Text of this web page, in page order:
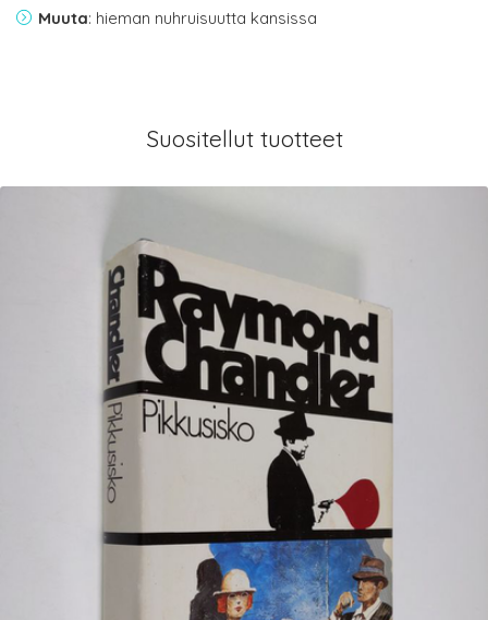
Muuta: hieman nuhruisuutta kansissa
Suositellut tuotteet